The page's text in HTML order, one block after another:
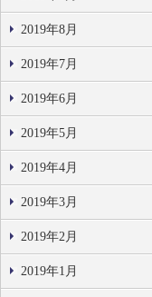
2019年8月
2019年7月
2019年6月
2019年5月
2019年4月
2019年3月
2019年2月
2019年1月